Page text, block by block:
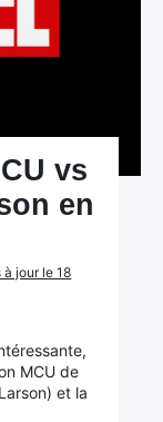
vs
en
jour le 18
MCU de
et la